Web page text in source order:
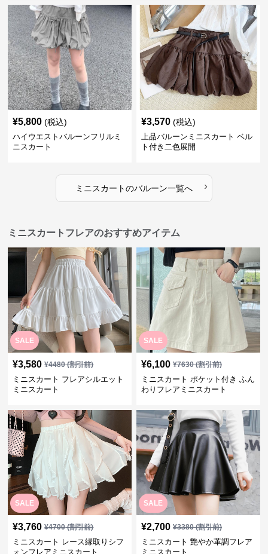
¥5,800 (税込)
ハイウエストバルーンフリルミ
ニスカート
¥3,570 (税込)
上品バルーンミニスカート ベル
ト付き二色展開
ミニスカートのバルーン一覧へ ›
ミニスカートフレアのおすすめアイテム
SALE
¥3,580 ¥4480(割引前)
ミニスカート フレアシルエット
ミニスカート
SALE
¥6,100 ¥7630(割引前)
ミニスカート ポケット付き ふん
わりフレアミニスカート
SALE
¥3,760 ¥4700(割引前)
ミニスカート レース縁取りシフ
ォンフレアミニスカート
SALE
¥2,700 ¥3380(割引前)
ミニスカート 艶やか革調フレア
ミニスカート